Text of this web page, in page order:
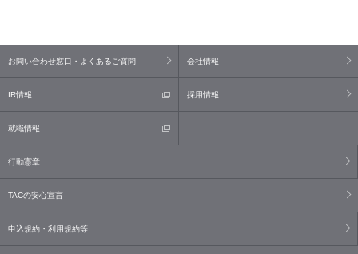
お問い合わせ窓口・よくあるご質問 会社情報
IR情報 採用情報
就職情報
行動憲章
TACの安心宣言
申込規約・利用規約等